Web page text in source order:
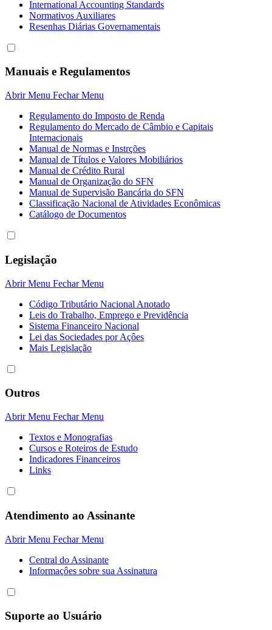
International Accounting Standards
Normativos Auxiliares
Resenhas Diárias Governamentais
Manuais e Regulamentos
Abrir Menu Fechar Menu
Regulamento do Imposto de Renda
Regulamento do Mercado de Câmbio e Capitais
Internacionais
Manual de Normas e Instrções
Manual de Títulos e Valores Mobiliários
Manual de Crédito Rural
Manual de Organização do SFN
Manual de Supervisão Bancária do SFN
Classificação Nacional de Atividades Econômicas
Catálogo de Documentos
Legislação
Abrir Menu Fechar Menu
Código Tributário Nacional Anotado
Leis do Trabalho, Emprego e Previdência
Sistema Financeiro Nacional
Lei das Sociedades por Açôes
Mais Legislação
Outros
Abrir Menu Fechar Menu
Textos e Monografias
Cursos e Roteiros de Estudo
Indicadores Financeiros
Links
Atendimento ao Assinante
Abrir Menu Fechar Menu
Central do Assinante
Informaçôes sobre sua Assinatura
Suporte ao Usuário